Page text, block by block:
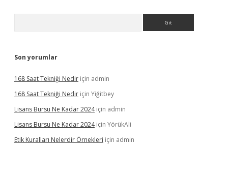
Son yorumlar
168 Saat Tekniği Nedir için admin
168 Saat Tekniği Nedir için Yiğitbey
Lisans Bursu Ne Kadar 2024için admin
Lisans Bursu Ne Kadar 2024için YörükAli
Etik Kuralları Nelerdir Örnekleri için admin